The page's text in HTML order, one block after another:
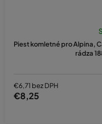
Piest komletné pro Alpina,
rádza
€6,71 bez DPH
€8,25